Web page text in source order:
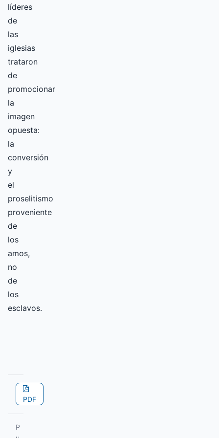
líderes
de
las
iglesias
trataron
de
promocionar
la
imagen
opuesta:
la
conversión
y
el
proselitismo
proveniente
de
los
amos,
no
de
los
esclavos.
PDF
P